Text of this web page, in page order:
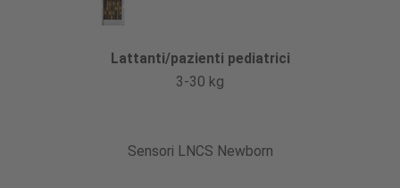
Lattanti/pazienti pediatrici
3-30 kg
Sensori LNCS Newborn